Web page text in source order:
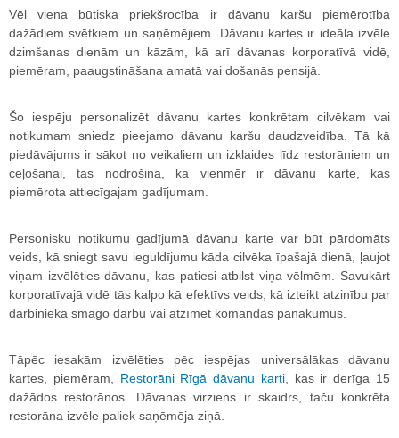
Vēl viena būtiska priekšrocība ir dāvanu karšu piemērotība
dažādiem svētkiem un saņēmējiem. Dāvanu kartes ir ideāla izvēle
dzimšanas dienām un kāzām, kā arī dāvanas korporatīvā vidē,
piemēram, paaugstināšana amatā vai došanās pensijā.
Šo iespēju personalizēt dāvanu kartes konkrētam cilvēkam vai
notikumam sniedz pieejamo dāvanu karšu daudzveidība. Tā kā
piedāvājums ir sākot no veikaliem un izklaides līdz restorāniem un
ceļošanai, tas nodrošina, ka vienmēr ir dāvanu karte, kas
piemērota attiecīgajam gadījumam.
Personisku notikumu gadījumā dāvanu karte var būt pārdomāts
veids, kā sniegt savu ieguldījumu kāda cilvēka īpašajā dienā, ļaujot
viņam izvēlēties dāvanu, kas patiesi atbilst viņa vēlmēm. Savukārt
korporatīvajā vidē tās kalpo kā efektīvs veids, kā izteikt atzinību par
darbinieka smago darbu vai atzīmēt komandas panākumus.
Tāpēc iesakām izvēlēties pēc iespējas universālākas dāvanu
kartes, piemēram, Restorāni Rīgā dāvanu karti, kas ir derīga 15
dažādos restorānos. Dāvanas virziens ir skaidrs, taču konkrēta
restorāna izvēle paliek saņēmēja ziņā.